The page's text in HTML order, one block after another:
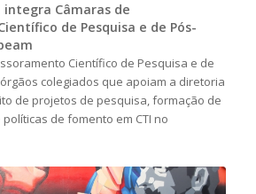
integra Câmaras de
de Pesquisa e de Pós-
Científico de Pesquisa e de
colegiados que apoiam a diretoria
de projetos de pesquisa, formação de
de fomento em CTI no